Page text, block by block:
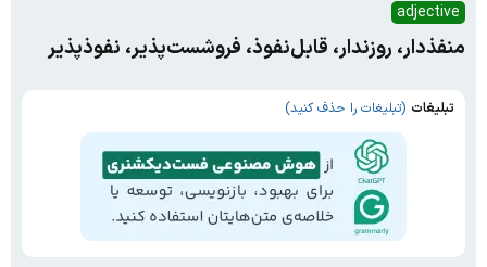
adjective
منفذدار، روزندار، قابل‌نفوذ، فروشست‌پذیر، نفوذپذیر
تبلیغات (تبلیغات را حذف کنید)